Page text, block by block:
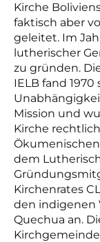
Kirche
faktisch aber
geleitet. Im
lutherischer
zu gründen.
IELB fand
Mission und
Kirche
dem
Kirchenrates
den indigenen
Quechua an.